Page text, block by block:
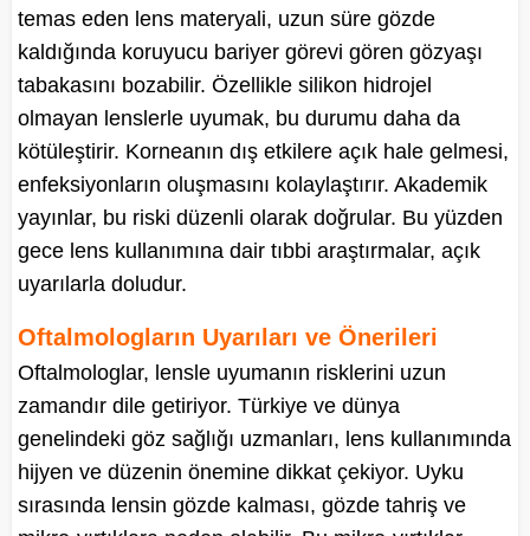
temas eden lens materyali, uzun süre gözde
kaldığında koruyucu bariyer görevi gören gözyaşı
tabakasını bozabilir. Özellikle silikon hidrojel
olmayan lenslerle uyumak, bu durumu daha da
kötüleştirir. Korneanın dış etkilere açık hale gelmesi,
enfeksiyonların oluşmasını kolaylaştırır. Akademik
yayınlar, bu riski düzenli olarak doğrular. Bu yüzden
gece lens kullanımına dair tıbbi araştırmalar, açık
uyarılarla doludur.
Oftalmologların Uyarıları ve Önerileri
Oftalmologlar, lensle uyumanın risklerini uzun
zamandır dile getiriyor. Türkiye ve dünya
genelindeki göz sağlığı uzmanları, lens kullanımında
hijyen ve düzenin önemine dikkat çekiyor. Uyku
sırasında lensin gözde kalması, gözde tahriş ve